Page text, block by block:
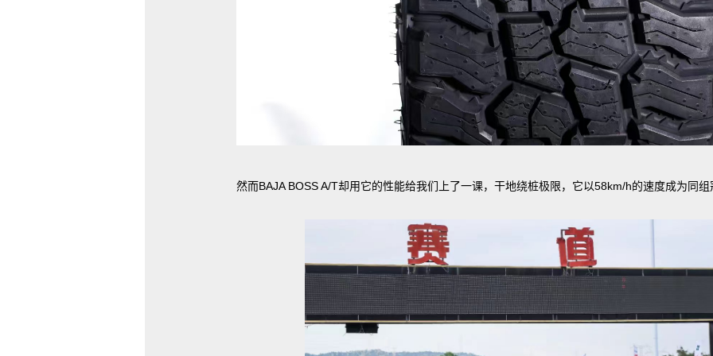
然而BAJA BOSS A/T却用它的性能给我们上了一课，干地绕桩极限，它以58km/h的速度成为同组